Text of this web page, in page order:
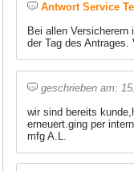
Antwort Service
Bei allen
der Tag des Antrages.
geschrieben am:
wir sind bereits
erneuert.ging per
mfg A.L.